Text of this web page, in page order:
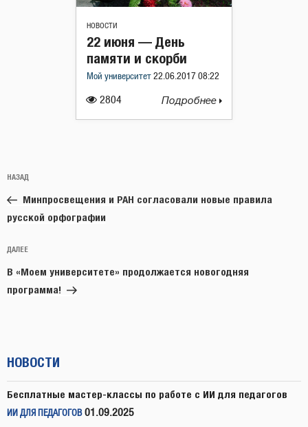
НОВОСТИ
2804
22 июня — День
памяти и скорби
Мой университет 22.06.2017 08:22
Подробнее
по
записям
Предыдущая
запись:
НАЗАД
Минпросвещения и РАН согласовали новые правила
русской орфографии
Следующая
запись
ДАЛЕЕ
В «Моем университете» продолжается новогодняя
программа!
НОВОСТИ
Бесплатные мастер-классы по работе с ИИ для педагогов
ИИ ДЛЯ ПЕДАГОГОВ 01.09.2025